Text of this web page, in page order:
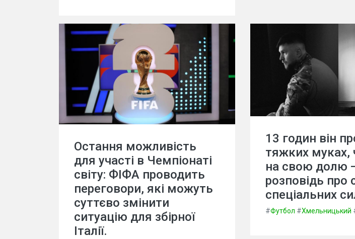
Остання можливість
для участі в Чемпіонаті
світу: ФІФА проводить
переговори, які можуть
суттєво змінити
ситуацію для збірної
Італії.
13 годин він
тяжких муках,
на свою долю
розповідь про
спеціальних
#Футбол #Хмельницький